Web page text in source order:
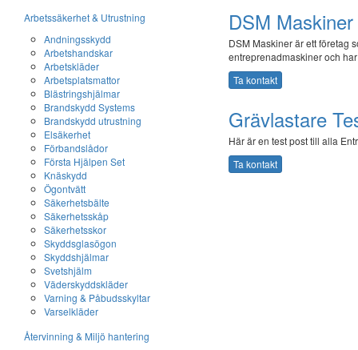
Arbetssäkerhet & Utrustning
Andningsskydd
Arbetshandskar
Arbetskläder
Arbetsplatsmattor
Blästringshjälmar
Brandskydd Systems
Brandskydd utrustning
Elsäkerhet
Förbandslådor
Första Hjälpen Set
Knäskydd
Ögontvätt
Säkerhetsbälte
Säkerhetsskåp
Säkerhetsskor
Skyddsglasögon
Skyddshjälmar
Svetshjälm
Väderskyddskläder
Varning & Påbudsskyltar
Varselkläder
Återvinning & Miljö hantering
DSM
DSM Maskiner är ett företag
entreprenadmaskiner och
Ta kontakt
Grävlastare
Här är en test post till alla
Ta kontakt